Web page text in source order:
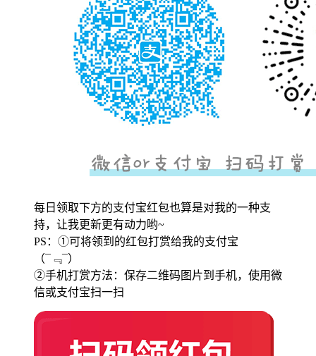
每日领取下方的支付宝红包也算是对我的一种支
持，让我更新更有动力哟~
PS：①可将领到的红包打赏给我的支付宝
（¯﹃¯）
②手机打赏方法：保存二维码图片到手机，使用微
信或支付宝扫一扫